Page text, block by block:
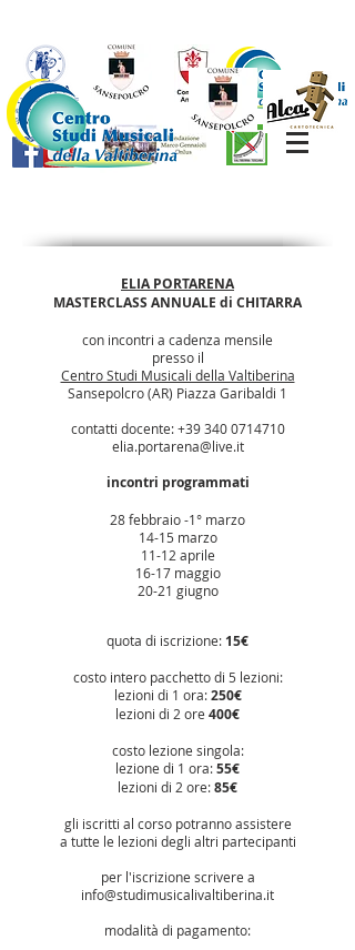
ELIA PORTARENA
MASTERCLASS ANNUALE di CHITARRA
con incontri a cadenza mensile
presso il
Centro Studi Musicali della Valtiberina
Sansepolcro (AR) Piazza Garibaldi 1
contatti docente: ‭+39340 0714710
elia.portarena@live.it
incontri programmati
28 febbraio -1° marzo
14-15 marzo
11-12 aprile
16-17 maggio
20-21 giugno
quota di iscrizione: 15€
costo intero pacchetto di 5 lezioni:
lezioni di 1 ora:250€
lezioni di 2 ore 400€
costo lezione singola:
lezione di 1 ora:55€
lezioni di 2 ore:85€
gli iscritti al corso potranno assistere
a tutte le lezioni degli altri partecipanti
per l'iscrizione scrivere a
info@studimusicalivaltiberina.it
modalità di pagamento: